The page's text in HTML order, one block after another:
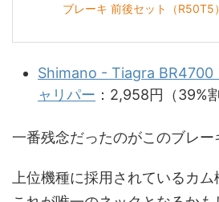
ブレーキ 前後セット（R50T5
Shimano - Tiagra BR4700
ャリパー ：2,958円（39%
一番残念だったのがこのブレー
上位機種に採用されているカム